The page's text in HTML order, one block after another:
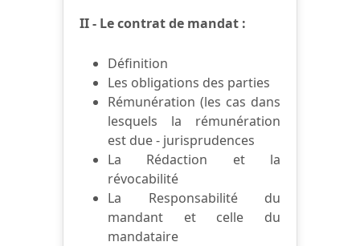
II - Le contrat de mandat :
Définition
Les obligations des parties
Rémunération (les cas dans
lesquels la rémunération
est due - jurisprudences
La Rédaction et la
révocabilité
La Responsabilité du
mandant et celle du
mandataire